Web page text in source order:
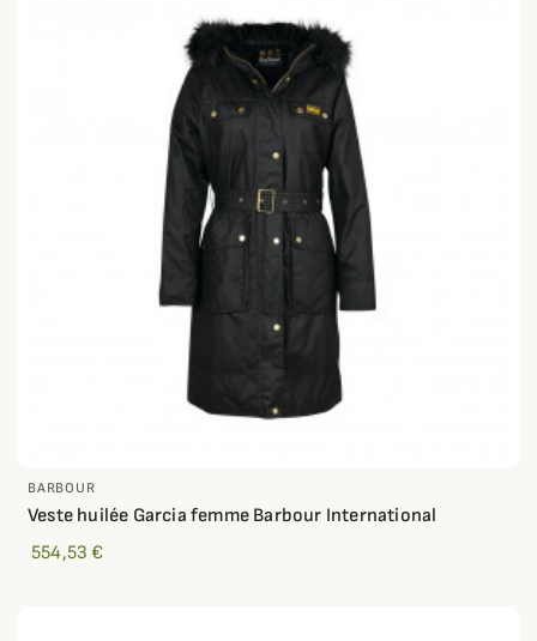
BARBOUR
Veste huilée Garcia femme Barbour International
554,53 €